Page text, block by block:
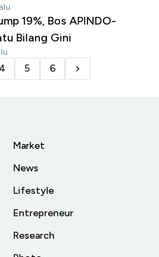
19%, Bos APINDO-
Bilang Gini
4 5 6
Market
News
Lifestyle
Entrepreneur
Research